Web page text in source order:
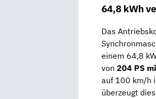
64,8 kWh
Das
einem 64,8
von 204 PS
auf 100 km/h
überzeugt